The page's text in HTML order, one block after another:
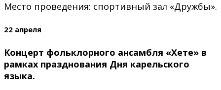
Место проведения: спортивный зал «Дружбы».
22 апреля
Концерт фольклорного ансамбля «Хете» в
рамках празднования Дня карельского
языка.